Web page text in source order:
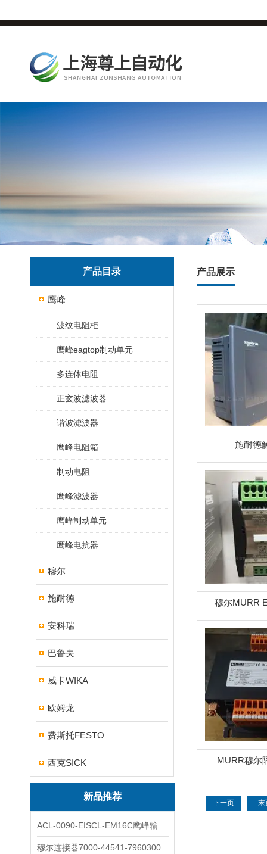
产品目录
鹰峰
波纹电阻柜
鹰峰eagtop制动单元
多连体电阻
正玄波滤波器
谐波滤波器
鹰峰电阻箱
制动电阻
鹰峰滤波器
鹰峰制动单元
鹰峰电抗器
穆尔
施耐德
安科瑞
巴鲁夫
威卡WIKA
欧姆龙
费斯托FESTO
西克SICK
新品推荐
穆尔连接器7000-44541-7960300
产品展示
施耐德
穆尔MURR
MURR穆尔
下一页 末